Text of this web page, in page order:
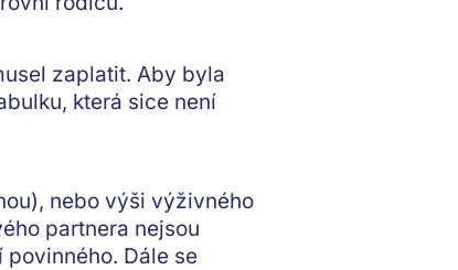
zaplatit. Aby byla
která sice není
nebo výši výživného
partnera nejsou
Dále se